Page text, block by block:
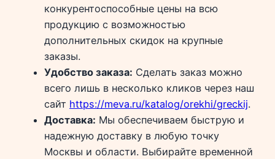
конкурентоспособные цены на всю
продукцию с возможностью
дополнительных скидок на крупные
заказы.
Удобство заказа: Сделать заказ можно
всего лишь в несколько кликов через наш
сайт https://meva.ru/katalog/orekhi/greckij.
Доставка: Мы обеспечиваем быструю и
надежную доставку в любую точку
Москвы и области. Выбирайте временной